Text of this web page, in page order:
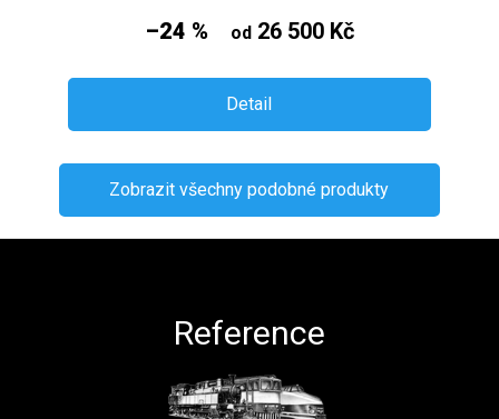
–24 % od26 500 Kč
Detail
Zobrazit všechny podobné produkty
Reference